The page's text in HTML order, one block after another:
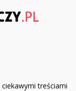
treściami